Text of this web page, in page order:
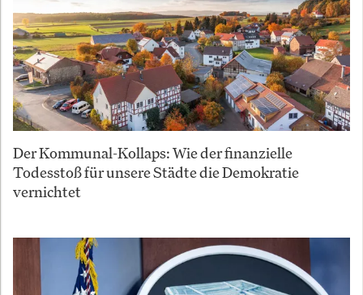
Der Kommunal-Kollaps: Wie der finanzielle
Todesstoß für unsere Städte die Demokratie
vernichtet